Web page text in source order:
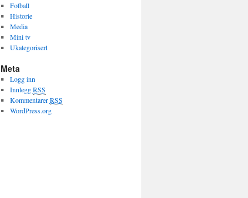
Fotball
Historie
Media
Mini tv
Ukategorisert
Meta
Logg inn
InnleggRSS
KommentarerRSS
WordPress.org